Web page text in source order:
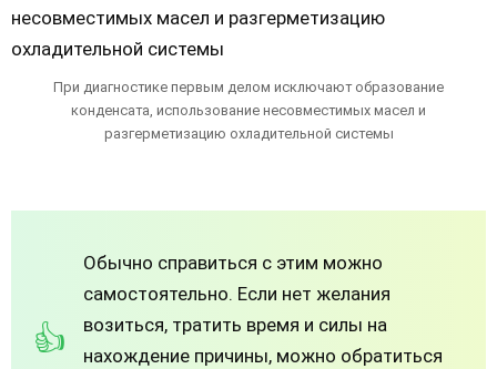
При диагностике первым делом исключают образование
конденсата, использование несовместимых масел и
разгерметизацию охладительной системы
Обычно справиться с этим можно
самостоятельно. Если нет желания
возиться, тратить время и силы на
нахождение причины, можно обратиться